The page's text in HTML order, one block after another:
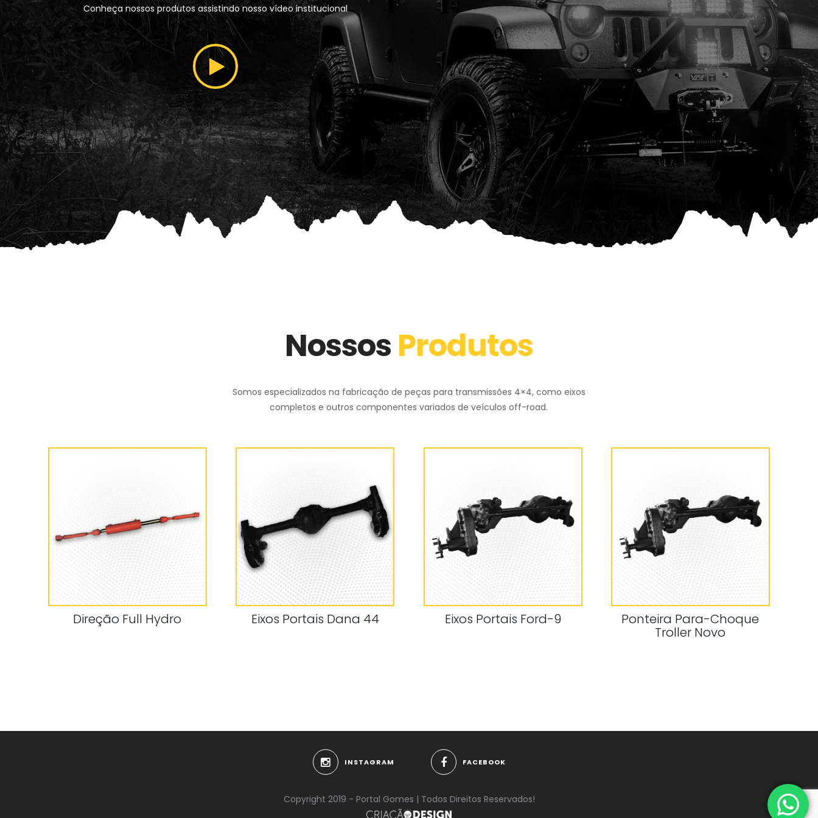
Conheça nossos produtos assistindo nosso vídeo institucional
Nossos Produtos
Somos especializados na fabricação de peças para transmissões 4×4, como eixos
completos e outros componentes variados de veículos off-road.
Direção Full Hydro Eixos Portais Dana 44 Eixos Portais Ford-9 Ponteira Para-Choque
Troller Novo
INSTAGRAM FACEBOOK
Copyright 2019 - Portal Gomes | Todos Direitos Reservados!